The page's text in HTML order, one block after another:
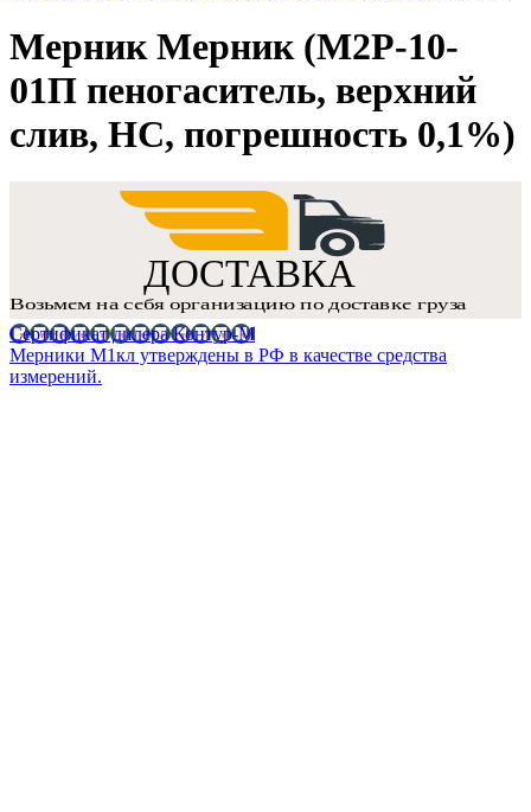
Мерник Мерник (М2Р-10-
01П пеногаситель, верхний
слив, НС, погрешность 0,1%)
Сертификат дилера Контур-М
Мерники М1кл утверждены в РФ в качестве средства
измерений.